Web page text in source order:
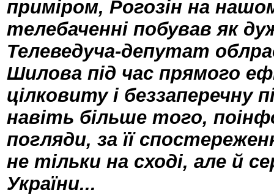
приміром, Рогозін на
телебаченні побував як
Телеведуча-депутат
Шилова під час прямого
цілковиту і
навіть більше того,
погляди, за її
не тільки на сході, але й
України...